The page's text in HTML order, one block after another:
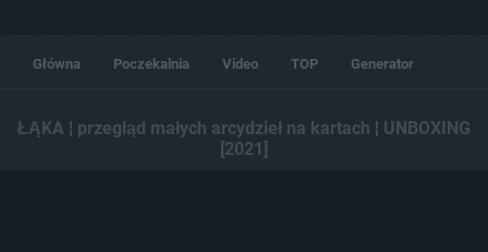
Główna Poczekalnia Video TOP Generator
ŁĄKA ¦ przegląd małych arcydzieł na kartach ¦ UNBOXING
[2021]